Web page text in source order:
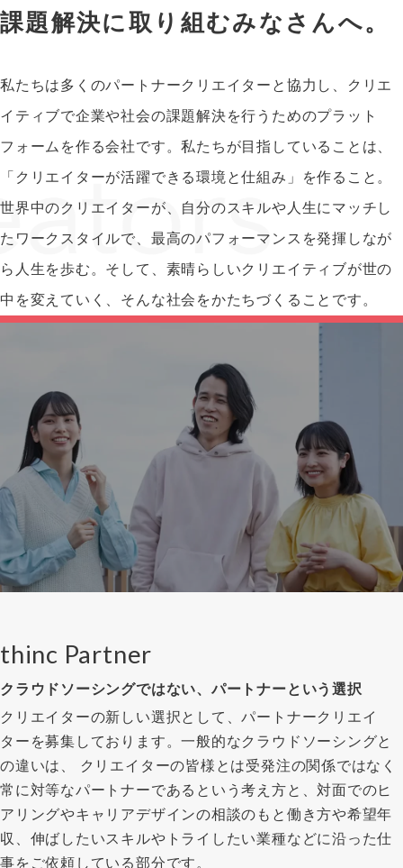
課題解決に取り組むみなさんへ。
私たちは多くのパートナークリエイターと協力し、クリエ
イティブで企業や社会の課題解決を行うためのプラット
フォームを作る会社です。私たちが目指していることは、
「クリエイターが活躍できる環境と仕組み」を作ること。
世界中のクリエイターが、自分のスキルや人生にマッチし
たワークスタイルで、最高のパフォーマンスを発揮しなが
ら人生を歩む。そして、素晴らしいクリエイティブが世の
中を変えていく、そんな社会をかたちづくることです。
thinc Partner
クラウドソーシングではない、パートナーという選択
クリエイターの新しい選択として、パートナークリエイ
ターを募集しております。一般的なクラウドソーシングと
の違いは、 クリエイターの皆様とは受発注の関係ではなく
常に対等なパートナーであるという考え方と、対面でのヒ
アリングやキャリアデザインの相談のもと働き方や希望年
収、伸ばしたいスキルやトライしたい業種などに沿った仕
事をご依頼している部分です。